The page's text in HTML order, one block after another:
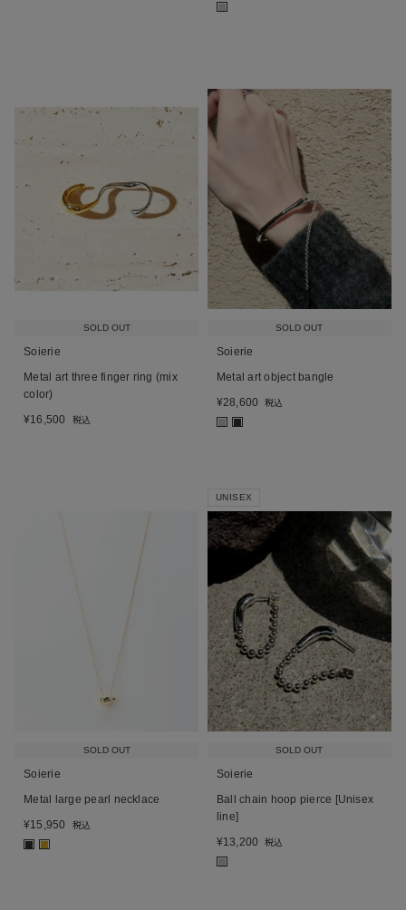
■
SOLD OUT
Soierie
Metal art three finger ring (mix
color)
¥16,500 税込
SOLD OUT
Soierie
Metal art object bangle
¥28,600 税込
■ ■
SOLD OUT
Soierie
Metal large pearl necklace
¥15,950 税込
SOLD OUT
UNISEX
Soierie
Ball chain hoop pierce [Unisex
line]
¥13,200 税込